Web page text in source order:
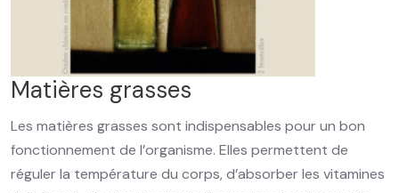
Matières grasses
Les matières grasses sont indispensables pour un bon
fonctionnement de l’organisme. Elles permettent de
réguler la température du corps, d’absorber les vitamines